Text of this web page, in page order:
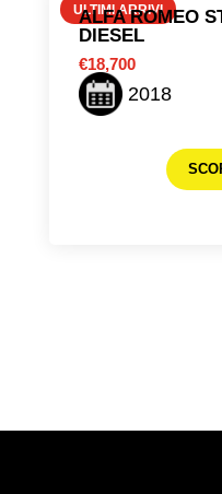
ULTIMI ARRIVI
ALFA ROMEO
DIESEL
€18,700
2018